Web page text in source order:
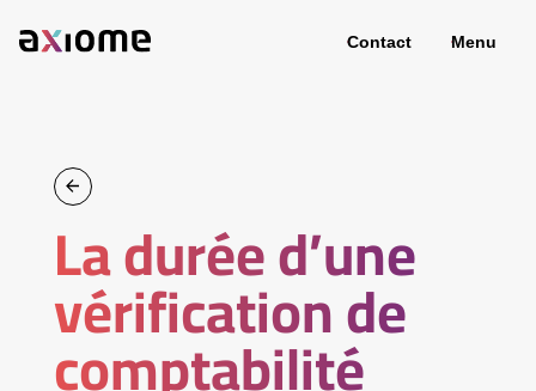
Contact Menu
La durée d’une
vérification de
comptabilité